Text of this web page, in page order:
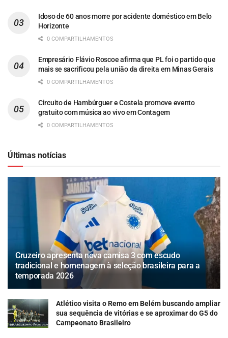
Idoso de 60 anos morre por acidente doméstico em Belo
Horizonte
0 COMPARTILHAMENTOS
Empresário Flávio Roscoe afirma que PL foi o partido que
mais se sacrificou pela união da direita em Minas Gerais
0 COMPARTILHAMENTOS
Circuito de Hambúrguer e Costela promove evento
gratuito com música ao vivo em Contagem
0 COMPARTILHAMENTOS
Últimas notícias
Cruzeiro apresenta nova camisa 3 com escudo
tradicional e homenagem à seleção brasileira para a
temporada 2026
Atlético visita o Remo em Belém buscando ampliar
sua sequência de vitórias e se aproximar do G5 do
Campeonato Brasileiro